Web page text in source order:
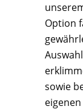
Option
sowie